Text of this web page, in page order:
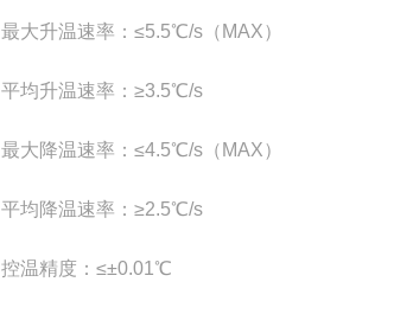
最大升温速率：≤5.5℃/s（MAX）
平均升温速率：≥3.5℃/s
最大降温速率：≤4.5℃/s（MAX）
平均降温速率：≥2.5℃/s
控温精度：≤±0.01℃